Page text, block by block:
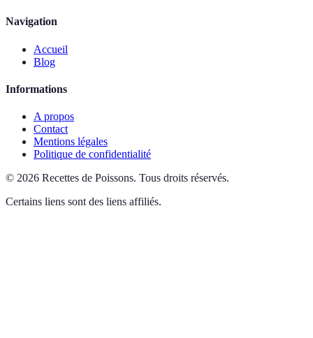
Navigation
Accueil
Blog
Informations
A propos
Contact
Mentions légales
Politique de confidentialité
© 2026 Recettes de Poissons. Tous droits réservés.
Certains liens sont des liens affiliés.